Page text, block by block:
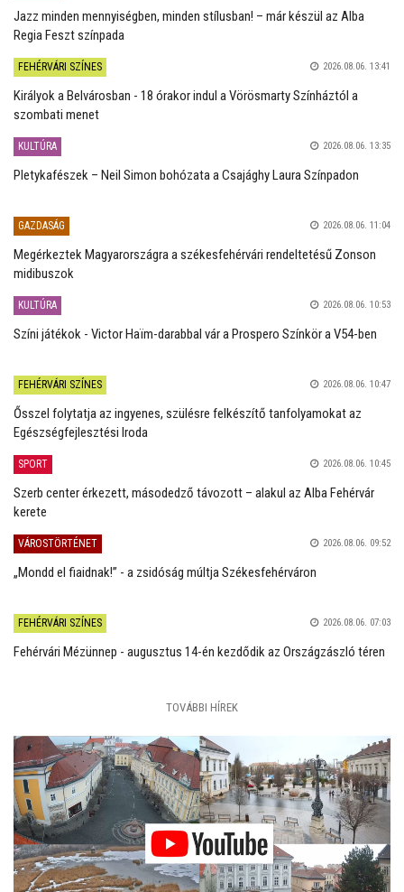
Jazz minden mennyiségben, minden stílusban! – már készül az Alba
Regia Feszt színpada
FEHÉRVÁRI SZÍNES 2026.08.06. 13:41
Királyok a Belvárosban - 18 órakor indul a Vörösmarty Színháztól a
szombati menet
KULTÚRA 2026.08.06. 13:35
Pletykafészek – Neil Simon bohózata a Csajághy Laura Színpadon
GAZDASÁG 2026.08.06. 11:04
Megérkeztek Magyarországra a székesfehérvári rendeltetésű Zonson
midibuszok
KULTÚRA 2026.08.06. 10:53
Színi játékok - Victor Haïm-darabbal vár a Prospero Színkör a V54-ben
FEHÉRVÁRI SZÍNES 2026.08.06. 10:47
Ősszel folytatja az ingyenes, szülésre felkészítő tanfolyamokat az
Egészségfejlesztési Iroda
SPORT 2026.08.06. 10:45
Szerb center érkezett, másodedző távozott – alakul az Alba Fehérvár
kerete
VÁROSTÖRTÉNET 2026.08.06. 09:52
„Mondd el fiaidnak!” - a zsidóság múltja Székesfehérváron
FEHÉRVÁRI SZÍNES 2026.08.06. 07:03
Fehérvári Mézünnep - augusztus 14-én kezdődik az Országzászló téren
TOVÁBBI HÍREK